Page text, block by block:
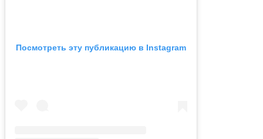
Посмотреть эту публикацию в Instagram